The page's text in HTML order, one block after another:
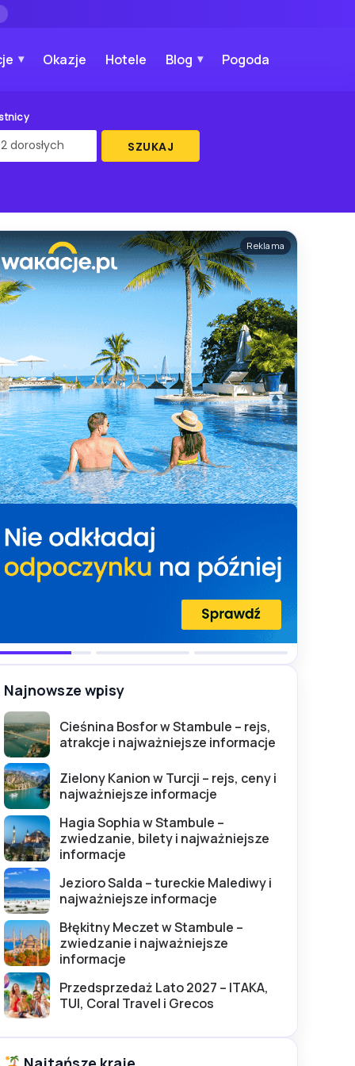
Okazje Hotele Blog Pogoda
SZUKAJ
Reklama
Najnowsze wpisy
Cieśnina Bosfor w Stambule – rejs,
atrakcje i najważniejsze informacje
Zielony Kanion w Turcji – rejs, ceny i
najważniejsze informacje
Hagia Sophia w Stambule –
zwiedzanie, bilety i najważniejsze
informacje
Jezioro Salda – tureckie Malediwy i
najważniejsze informacje
Błękitny Meczet w Stambule –
zwiedzanie i najważniejsze
informacje
Przedsprzedaż Lato 2027 – ITAKA,
TUI, Coral Travel i Grecos